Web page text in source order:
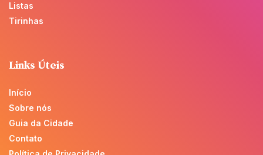
Listas
Tirinhas
Links Úteis
Início
Sobre nós
Guia da Cidade
Contato